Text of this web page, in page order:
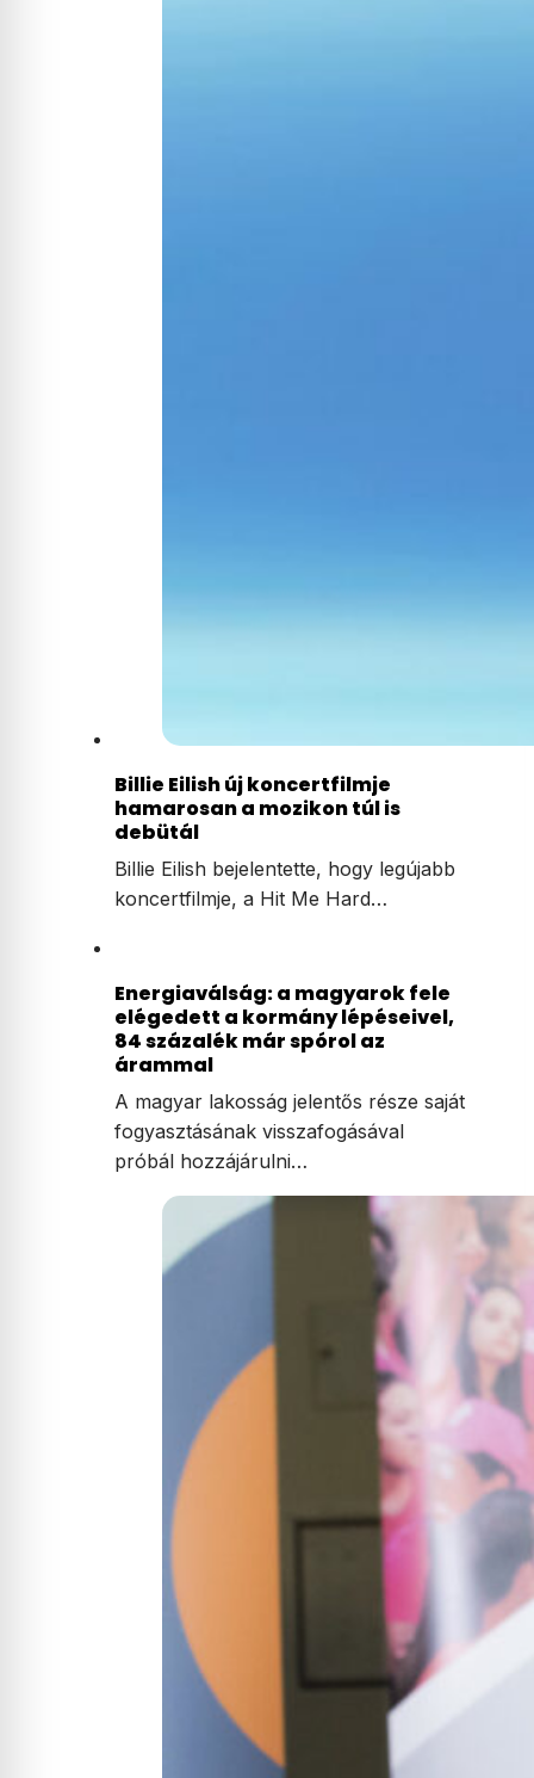
Billie Eilish új koncertfilmje
hamarosan a mozikon túl is
debütál
Billie Eilish bejelentette, hogy legújabb
koncertfilmje, a Hit Me Hard…
Energiaválság: a magyarok fele
elégedett a kormány lépéseivel,
84 százalék már spórol az
árammal
A magyar lakosság jelentős része saját
fogyasztásának visszafogásával
próbál hozzájárulni…